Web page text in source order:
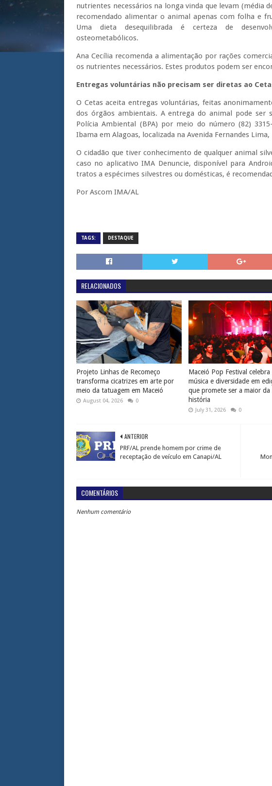
nutrientes necessários na longa vinda que levam (média
recomendado alimentar o animal apenas com folha e
Uma dieta desequilibrada é certeza de
osteometabólicos.
Ana Cecília recomenda a alimentação por rações
os nutrientes necessários. Estes produtos podem ser
Entregas voluntárias não precisam ser diretas ao
O Cetas aceita entregas voluntárias, feitas
dos órgãos ambientais. A entrega do animal pode ser
Polícia Ambiental (BPA) por meio do número (82)
Ibama em Alagoas, localizada na Avenida Fernandes
O cidadão que tiver conhecimento de qualquer animal
caso no aplicativo IMA Denuncie, disponível para
tratos a espécimes silvestres ou domésticas, é
Por Ascom IMA/AL
TAGS: DESTAQUE
RELACIONADOS
Projeto Linhas de Recomeço
transforma cicatrizes em arte por
meio da tatuagem em Maceió
August 04, 2026 0
Maceió Pop Festival celebra
música e diversidade em
que promete ser a maior da
história
July 31, 2026 0
ANTERIOR
PRF/AL prende homem por crime de
receptação de veículo em Canapi/AL
COMENTÁRIOS
Nenhum comentário